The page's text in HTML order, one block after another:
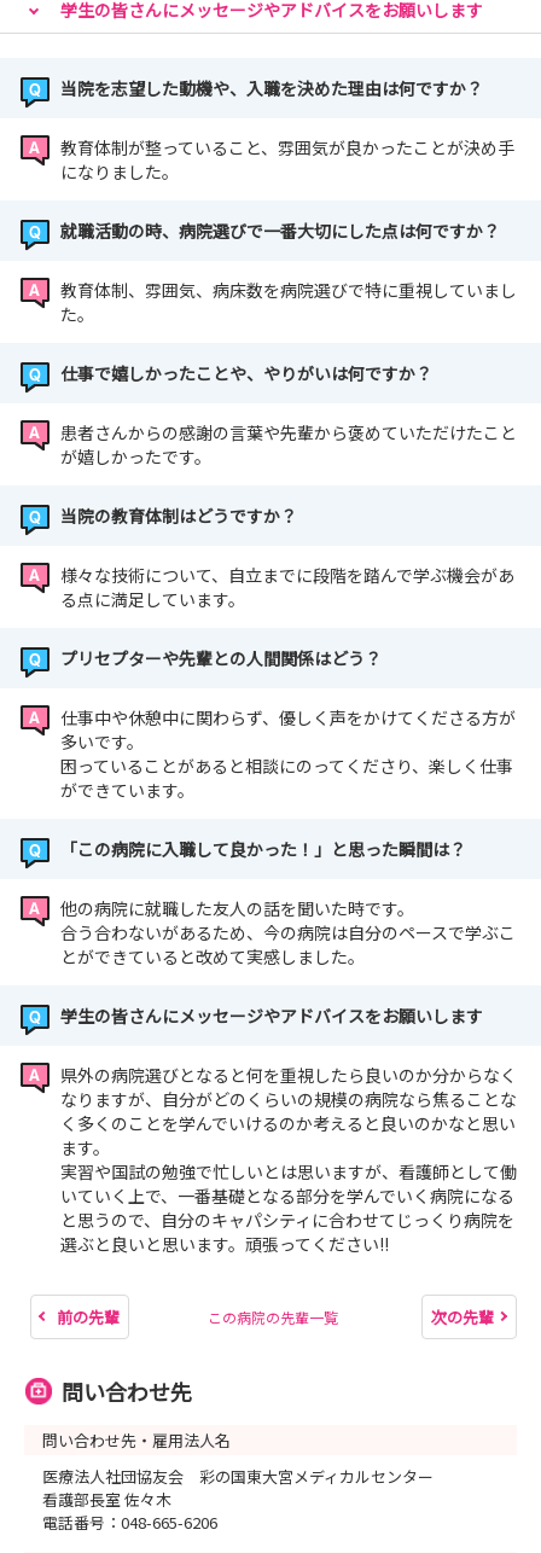
学生の皆さんにメッセージやアドバイスをお願いします
当院を志望した動機や、入職を決めた理由は何ですか？
教育体制が整っていること、雰囲気が良かったことが決め手
になりました。
就職活動の時、病院選びで一番大切にした点は何ですか？
教育体制、雰囲気、病床数を病院選びで特に重視していまし
た。
仕事で嬉しかったことや、やりがいは何ですか？
患者さんからの感謝の言葉や先輩から褒めていただけたこと
が嬉しかったです。
当院の教育体制はどうですか？
様々な技術について、自立までに段階を踏んで学ぶ機会があ
る点に満足しています。
プリセプターや先輩との人間関係はどう？
仕事中や休憩中に関わらず、優しく声をかけてくださる方が
多いです。
困っていることがあると相談にのってくださり、楽しく仕事
ができています。
「この病院に入職して良かった！」と思った瞬間は？
他の病院に就職した友人の話を聞いた時です。
合う合わないがあるため、今の病院は自分のペースで学ぶこ
とができていると改めて実感しました。
学生の皆さんにメッセージやアドバイスをお願いします
県外の病院選びとなると何を重視したら良いのか分からなく
なりますが、自分がどのくらいの規模の病院なら焦ることな
く多くのことを学んでいけるのか考えると良いのかなと思い
ます。
実習や国試の勉強で忙しいとは思いますが、看護師として働
いていく上で、一番基礎となる部分を学んでいく病院になる
と思うので、自分のキャパシティに合わせてじっくり病院を
選ぶと良いと思います。頑張ってください!!
前の先輩 この病院の先輩一覧 次の先輩
問い合わせ先
問い合わせ先・雇用法人名
医療法人社団協友会 彩の国東大宮メディカルセンター
看護部長室 佐々木
電話番号：048-665-6206